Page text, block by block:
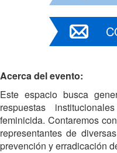
Acerca del evento:
Este espacio busca
respuestas
feminicida. Contaremos
representantes de
prevención y erradicación